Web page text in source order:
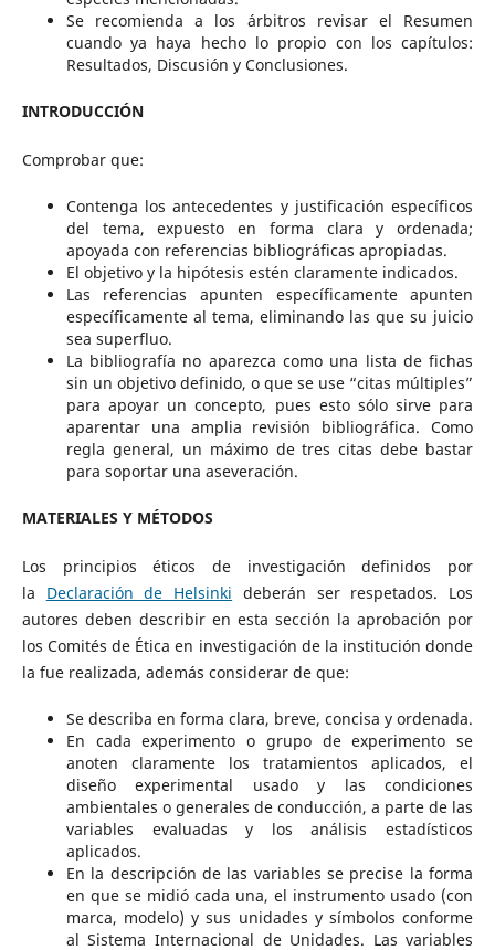
Se recomienda a los árbitros revisar el Resumen
cuando ya haya hecho lo propio con los capítulos:
Resultados, Discusión y Conclusiones.
INTRODUCCIÓN
Comprobar que:
Contenga los antecedentes y justificación específicos
del tema, expuesto en forma clara y ordenada;
apoyada con referencias bibliográficas apropiadas.
El objetivo y la hipótesis estén claramente indicados.
Las referencias apunten específicamente apunten
específicamente al tema, eliminando las que su juicio
sea superfluo.
La bibliografía no aparezca como una lista de fichas
sin un objetivo definido, o que se use “citas múltiples”
para apoyar un concepto, pues esto sólo sirve para
aparentar una amplia revisión bibliográfica. Como
regla general, un máximo de tres citas debe bastar
para soportar una aseveración.
MATERIALES Y MÉTODOS
Los principios éticos de investigación definidos por
la Declaración de Helsinki deberán ser respetados. Los
autores deben describir en esta sección la aprobación por
los Comités de Ética en investigación de la institución donde
la fue realizada, además considerar de que:
Se describa en forma clara, breve, concisa y ordenada.
En cada experimento o grupo de experimento se
anoten claramente los tratamientos aplicados, el
diseño experimental usado y las condiciones
ambientales o generales de conducción, a parte de las
variables evaluadas y los análisis estadísticos
aplicados.
En la descripción de las variables se precise la forma
en que se midió cada una, el instrumento usado (con
marca, modelo) y sus unidades y símbolos conforme
al Sistema Internacional de Unidades. Las variables